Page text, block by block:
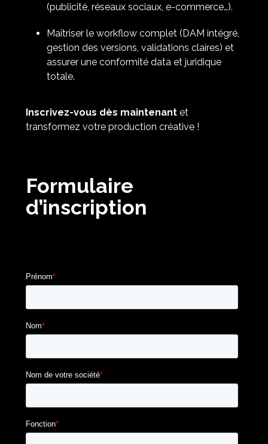
(publicité, réseaux sociaux, e-commerce…).
Maîtriser le workflow complet (DAM intégré,
gestion des versions, validations claires) et
assurer une conformité data et juridique
totale.
Inscrivez-vous dès maintenantet
transformez votre production créative !
Formulaire
d’inscription